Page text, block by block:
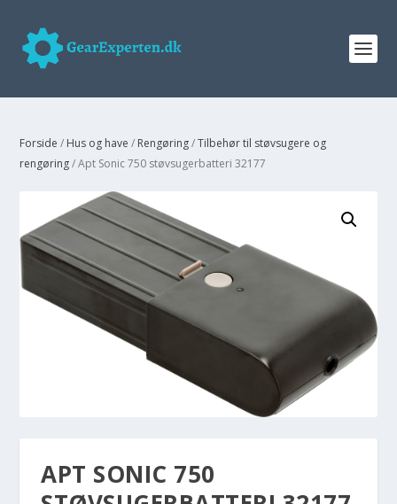
Forside / Hus og have / Rengøring/Tilbehør til støvsugere og
rengøring/ Apt Sonic 750 støvsugerbatteri 32177
APT SONIC 750